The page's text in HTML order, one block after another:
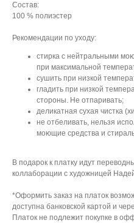
Состав:
100 % полиэстер
Рекомендации по уходу:
стирка с нейтральными
при максимальной
сушить при низкой
гладить при низкой
стороны. Не отпаривать;
деликатная сухая чистка
не отбеливать, нельзя
моющие средства и
В подарок к платку идут
коллаборации с художницей
*Оформить заказ на платок
доступна банковской картой и
Платок не подлежит покупке в
ВАКАНСИИ
ВОЗВРАТ И ГАРАНТИЯ
ОПЛАТА И ДОСТАВКА
УХОД
ИСТОРИЯ БРЕНДА